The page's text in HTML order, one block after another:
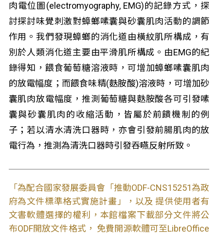
肉電位圖(electromyography, EMG)的記錄方式，探
討探討味覺刺激對蟑螂嗉囊與砂囊肌肉活動的調節
作用。我們發現蟑螂的消化道由橫紋肌所構成，有
別於人類消化道主要由平滑肌所構成。由EMG的紀
錄得知，餵食葡萄糖溶液時，可增加蟑螂嗉囊肌肉
的放電幅度；而餵食味精(麩胺酸)溶液時，可增加砂
囊肌肉放電幅度，推測葡萄糖與麩胺酸各可引發嗉
囊與砂囊肌肉的收縮活動，皆屬於前饋機制的例
子；若以清水清洗口器時，亦會引發前腸肌肉的放
電行為，推測為清洗口器時引發吞嚥反射所致。
「為配合國家發展委員會「推動ODF-CNS15251為政
府為文件標準格式實施計畫」，以及 提供使用者有
文書軟體選擇的權利，本館檔案下載部分文件將公
布ODF開放文件格式， 免費開源軟體可至LibreOffice